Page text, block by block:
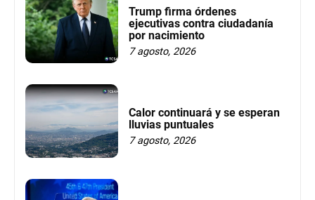
Trump firma órdenes
ejecutivas contra ciudadanía
por nacimiento
7 agosto, 2026
Calor continuará y se esperan
lluvias puntuales
7 agosto, 2026